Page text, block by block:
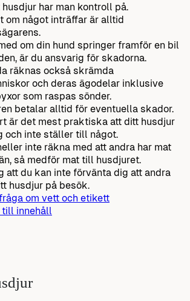
husdjur har man kontroll på.
om något inträffar är alltid
om din hund springer framför en bil
är du ansvarig för skadorna.
räknas också skrämda
och deras ägodelar inklusive
som raspas sönder.
betalar alltid för eventuella skador.
är det mest praktiska att ditt husdjur
och inte ställer till något.
inte räkna med att andra har mat
så medför mat till husdjuret.
att du kan inte förvänta dig att andra
husdjur på besök.
om vett och etikett
innehåll